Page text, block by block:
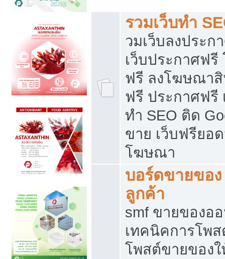
รวมเว็บทำ
วมเว็บลงประก
เว็บประกาศฟ
ฟรี ลงโฆษณา
ฟรี ประกาศฟรี
ทำ SEO ติด
ขาย เว็บฟรียอ
โฆษณา
บอร์ดขายของ
ลูกค้า
smf ขายของอ
เทคนิคการโพ
โพสต์ขายของ